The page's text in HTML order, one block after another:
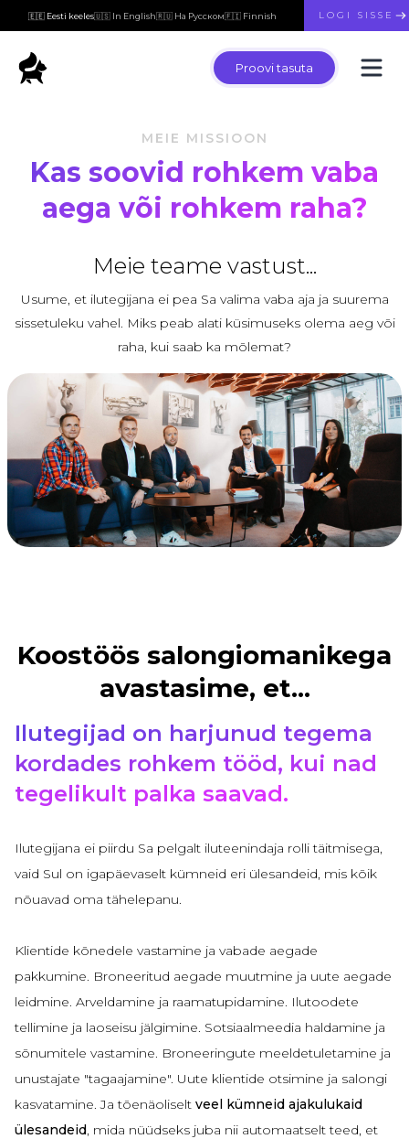
🇪🇪 Eesti keeles🇺🇸 In English🇷🇺 На Русском🇫🇮 Finnish LOGI SISSE
Proovi tasuta
MEIE MISSIOON
Kas soovid rohkem vaba
aega või rohkem raha?
Meie teame vastust...
Usume, et ilutegijana ei pea Sa valima vaba aja ja suurema
sissetuleku vahel. Miks peab alati küsimuseks olema aeg või
raha, kui saab ka mõlemat?
Koostöös salongiomanikega
avastasime, et...
Ilutegijad on harjunud tegema
kordades rohkem tööd, kui nad
tegelikult palka saavad.
Ilutegijana ei piirdu Sa pelgalt iluteenindaja rolli täitmisega,
vaid Sul on igapäevaselt kümneid eri ülesandeid, mis kõik
nõuavad oma tähelepanu.
Klientide kõnedele vastamine ja vabade aegade
pakkumine. Broneeritud aegade muutmine ja uute aegade
leidmine. Arveldamine ja raamatupidamine. Ilutoodete
tellimine ja laoseisu jälgimine. Sotsiaalmeedia haldamine ja
sõnumitele vastamine. Broneeringute meeldetuletamine ja
unustajate "tagaajamine". Uute klientide otsimine ja salongi
kasvatamine. Ja tõenäoliselt veel kümneid ajakulukaid
ülesandeid, mida nüüdseks juba nii automaatselt teed, et